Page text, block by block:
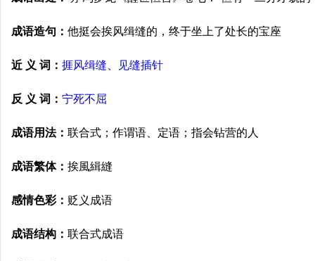
成语造句： 他挺会挨风缉缝的，终于坐上了处长的宝座
近 义 词： 捱风缉缝 见缝插针
反 义 词： 宁死不屈
成语用法： 联合式；作谓语、定语；指会钻营的人
成语繁体： 挨風緝縫
感情色彩： 贬义成语
成语结构： 联合式成语